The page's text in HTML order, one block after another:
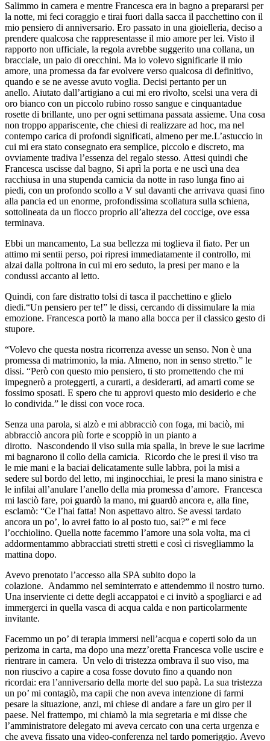
Salimmo in camera e mentre Francesca era in bagno a prepararsi per
la notte, mi feci coraggio e tirai fuori dalla sacca il pacchettino con il
mio pensiero di anniversario. Ero passato in una gioielleria, deciso a
prendere qualcosa che rappresentasse il mio amore per lei. Visto il
rapporto non ufficiale, la regola avrebbe suggerito una collana, un
bracciale, un paio di orecchini. Ma io volevo significarle il mio
amore, una promessa da far evolvere verso qualcosa di definitivo,
quando e se ne avesse avuto voglia. Decisi pertanto per un
anello. Aiutato dall’artigiano a cui mi ero rivolto, scelsi una vera di
oro bianco con un piccolo rubino rosso sangue e cinquantadue
rosette di brillante, uno per ogni settimana passata assieme. Una cosa
non troppo appariscente, che chiesi di realizzare ad hoc, ma nel
contempo carica di profondi significati, almeno per me.L’astuccio in
cui mi era stato consegnato era semplice, piccolo e discreto, ma
ovviamente tradiva l’essenza del regalo stesso. Attesi quindi che
Francesca uscisse dal bagno, Si aprì la porta e ne uscì una dea
racchiusa in una stupenda camicia da notte in raso lunga fino ai
piedi, con un profondo scollo a V sul davanti che arrivava quasi fino
alla pancia ed un enorme, profondissima scollatura sulla schiena,
sottolineata da un fiocco proprio all’altezza del coccige, ove essa
terminava.
Ebbi un mancamento, La sua bellezza mi toglieva il fiato. Per un
attimo mi sentii perso, poi ripresi immediatamente il controllo, mi
alzai dalla poltrona in cui mi ero seduto, la presi per mano e la
condussi accanto al letto.
Quindi, con fare distratto tolsi di tasca il pacchettino e glielo
diedi.“Un pensiero per te!” le dissi, cercando di dissimulare la mia
emozione. Francesca portò la mano alla bocca per il classico gesto di
stupore.
“Volevo che questa nostra ricorrenza avesse un senso. Non è una
promessa di matrimonio, la mia. Almeno, non in senso stretto.” le
dissi. “Però con questo mio pensiero, ti sto promettendo che mi
impegnerò a proteggerti, a curarti, a desiderarti, ad amarti come se
fossimo sposati. E spero che tu approvi questo mio desiderio e che
lo condivida.” le dissi con voce roca.
Senza una parola, si alzò e mi abbracciò con foga, mi baciò, mi
abbracciò ancora più forte e scoppiò in un pianto a
dirotto. Nascondendo il viso sulla mia spalla, in breve le sue lacrime
mi bagnarono il collo della camicia. Ricordo che le presi il viso tra
le mie mani e la baciai delicatamente sulle labbra, poi la misi a
sedere sul bordo del letto, mi inginocchiai, le presi la mano sinistra e
le infilai all’anulare l’anello della mia promessa d’amore. Francesca
mi lasciò fare, poi guardò la mano, mi guardò ancora e, alla fine,
esclamò: “Ce l’hai fatta! Non aspettavo altro. Se avessi tardato
ancora un po’, lo avrei fatto io al posto tuo, sai?” e mi fece
l’occhiolino. Quella notte facemmo l’amore una sola volta, ma ci
addormentammo abbracciati stretti stretti e così ci risvegliammo la
mattina dopo.
Avevo prenotato l’accesso alla SPA subito dopo la
colazione. Andammo nel seminterrato e attendemmo il nostro turno.
Una inserviente ci dette degli accappatoi e ci invitò a spogliarci e ad
immergerci in quella vasca di acqua calda e non particolarmente
invitante.
Facemmo un po’ di terapia immersi nell’acqua e coperti solo da un
perizoma in carta, ma dopo una mezz’oretta Francesca volle uscire e
rientrare in camera. Un velo di tristezza ombrava il suo viso, ma
non riuscivo a capire a cosa fosse dovuto fino a quando non
ricordai: era l’anniversario della morte del suo papà. La sua tristezza
un po’ mi contagiò, ma capii che non aveva intenzione di farmi
pesare la situazione, anzi, mi chiese di andare a fare un giro per il
paese. Nel frattempo, mi chiamò la mia segretaria e mi disse che
l’amministratore delegato mi aveva cercato con una certa urgenza e
che aveva fissato una video-conferenza nel tardo pomeriggio. Avevo